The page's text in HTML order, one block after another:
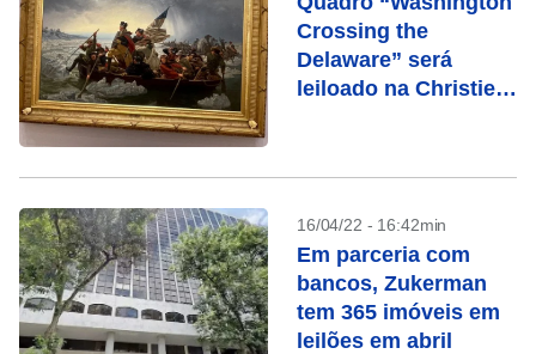
Crossing the
Delaware” será
leiloado na Christie’s
16/04/22 - 16:42min
Em parceria com
bancos, Zukerman
tem 365 imóveis em
leilões em abril